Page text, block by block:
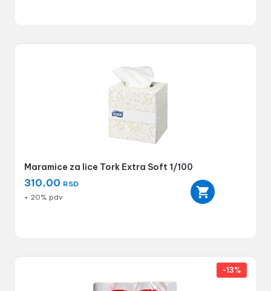
Maramice za lice Tork Extra Soft 1/100
310,00 RSD
+ 20% pdv
-13%